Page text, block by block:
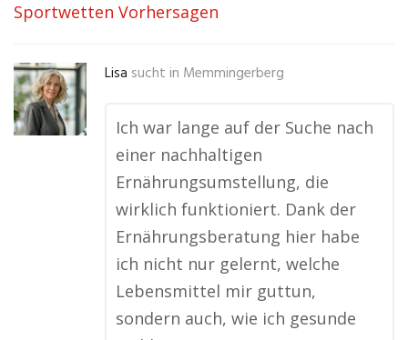
Sportwetten Vorhersagen
Lisa sucht in Memmingerberg
Ich war lange auf der Suche nach
einer nachhaltigen
Ernährungsumstellung, die
wirklich funktioniert. Dank der
Ernährungsberatung hier habe
ich nicht nur gelernt, welche
Lebensmittel mir guttun,
sondern auch, wie ich gesunde